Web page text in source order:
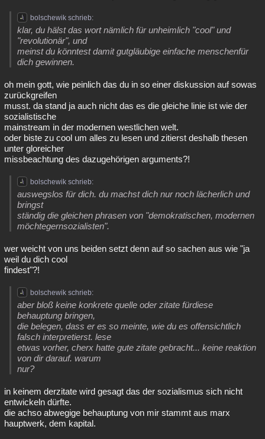
bolschewik schrieb:
klar, du hälst das wort nämlich für unheimlich "cool" und
"revolutionär", und
meinst du könntest damit gutgläubige einfache menschenfür
dich gewinnen.
oh mein gott, wie peinlich das du in so einer diskussion auf sowas
zurückgreifen
musst. da stand ja auch nicht das es die gleiche linie ist wie der
sozialistische
mainstream in der modernen westlichen welt.
oder biste zu cool um alles zu lesen und zitierst deshalb thesen
unter gloreicher
missbeachtung des dazugehörigen arguments?!
bolschewik schrieb:
auswegslos für dich. du machst dich nur noch lächerlich und
bringst
ständig die gleichen phrasen von "demokratischen, modernen
möchtegernsozialisten".
wer weicht von uns beiden setzt denn auf so sachen aus wie "ja
weil du dich cool
findest"?!
bolschewik schrieb:
aber bloß keine konkrete quelle oder zitate fürdiese
behauptung bringen,
die belegen, dass er es so meinte, wie du es offensichtlich
falsch interpretierst. lese
etwas vorher, cherx hatte gute zitate gebracht... keine reaktion
von dir darauf. warum
nur?
in keinem derzitate wird gesagt das der sozialismus sich nicht
entwickeln dürfte.
die achso abwegige behauptung von mir stammt aus marx
hauptwerk, dem kapital.